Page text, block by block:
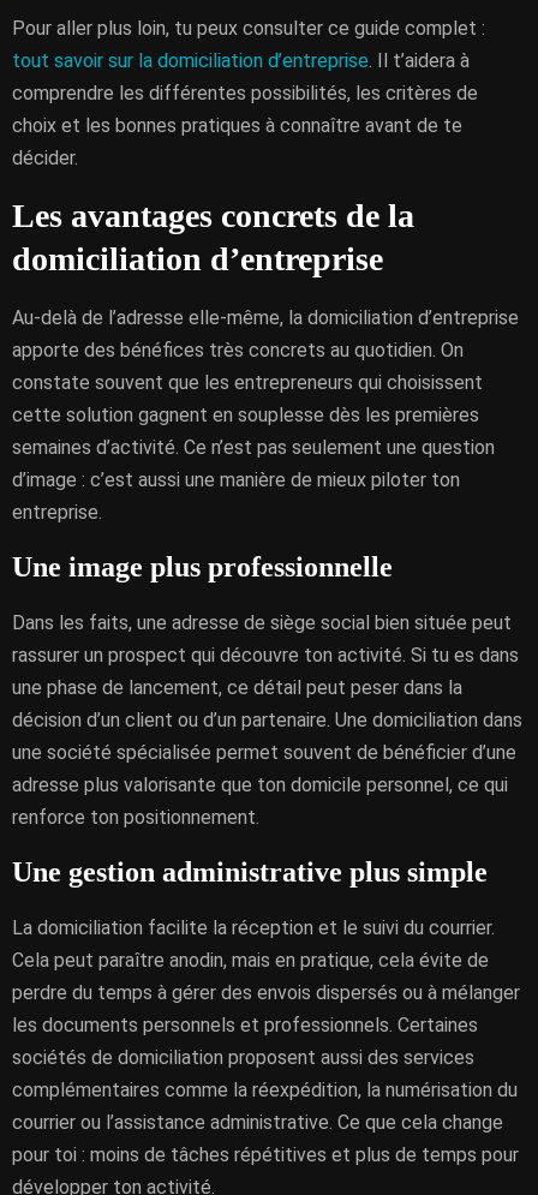
Pour aller plus loin, tu peux consulter ce guide complet :
tout savoir sur la domiciliation d’entreprise. Il t’aidera à
comprendre les différentes possibilités, les critères de
choix et les bonnes pratiques à connaître avant de te
décider.
Les avantages concrets de la
domiciliation d’entreprise
Au-delà de l’adresse elle-même, la domiciliation d’entreprise
apporte des bénéfices très concrets au quotidien. On
constate souvent que les entrepreneurs qui choisissent
cette solution gagnent en souplesse dès les premières
semaines d’activité. Ce n’est pas seulement une question
d’image : c’est aussi une manière de mieux piloter ton
entreprise.
Une image plus professionnelle
Dans les faits, une adresse de siège social bien située peut
rassurer un prospect qui découvre ton activité. Si tu es dans
une phase de lancement, ce détail peut peser dans la
décision d’un client ou d’un partenaire. Une domiciliation dans
une société spécialisée permet souvent de bénéficier d’une
adresse plus valorisante que ton domicile personnel, ce qui
renforce ton positionnement.
Une gestion administrative plus simple
La domiciliation facilite la réception et le suivi du courrier.
Cela peut paraître anodin, mais en pratique, cela évite de
perdre du temps à gérer des envois dispersés ou à mélanger
les documents personnels et professionnels. Certaines
sociétés de domiciliation proposent aussi des services
complémentaires comme la réexpédition, la numérisation du
courrier ou l’assistance administrative. Ce que cela change
pour toi : moins de tâches répétitives et plus de temps pour
développer ton activité.